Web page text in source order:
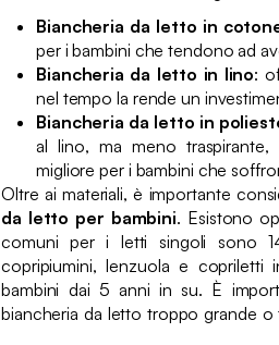
Biancheria da letto in
per i bambini che tendono ad
Biancheria da letto in lino:
nel tempo la rende un
Biancheria da letto in
al lino, ma meno
migliore per i bambini che
Oltre ai materiali, è importante
da letto per bambini. Esistono
comuni per i letti singoli sono
copripiumini, lenzuola e copriletti
bambini dai 5 anni in su. È
biancheria da letto troppo grande